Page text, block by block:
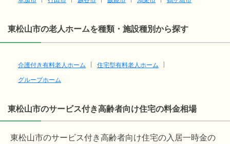
東松山市の老人ホームを種類・施設種別から探す
介護付き有料老人ホーム
住宅型有料老人ホーム
グループホーム
東松山市のサービス付き高齢者向け住宅の料金相場
東松山市のサービス付き高齢者向け住宅の入居一時金の